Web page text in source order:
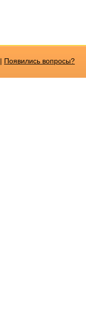
| Появилиcь вопросы?